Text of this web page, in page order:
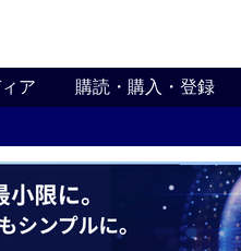
ア 購読・購入・登録